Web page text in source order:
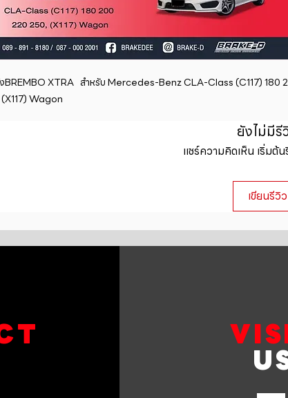
BREMBO XTRA   สำหรับ Mercedes-Benz CLA-Class (C117) 180
Wagon
ยังไม่มีรี
แชร์ความคิดเห็น เริ่มต้
เขียนรีวิว